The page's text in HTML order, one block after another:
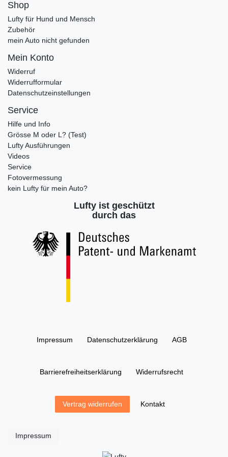
Shop
Lufty für Hund und Mensch
Zubehör
mein Auto nicht gefunden
Mein Konto
Widerruf
Widerrufformular
Datenschutzeinstellungen
Service
Hilfe und Info
Grösse M oder L? (Test)
Lufty Ausführungen
Videos
Service
Fotovermessung
kein Lufty für mein Auto?
Lufty ist geschützt
durch das
Impressum Daten­schutz­erklärung AGB
Barrierefreiheitserklärung Widerrufs­recht
Vertrag widerrufen Kontakt
Impressum